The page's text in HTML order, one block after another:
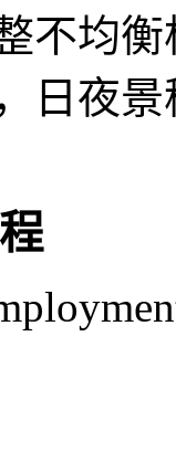
不均
日夜